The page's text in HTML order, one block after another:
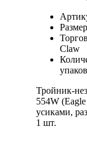
Claw
Тройник-
554W
усиками,
1 шт.